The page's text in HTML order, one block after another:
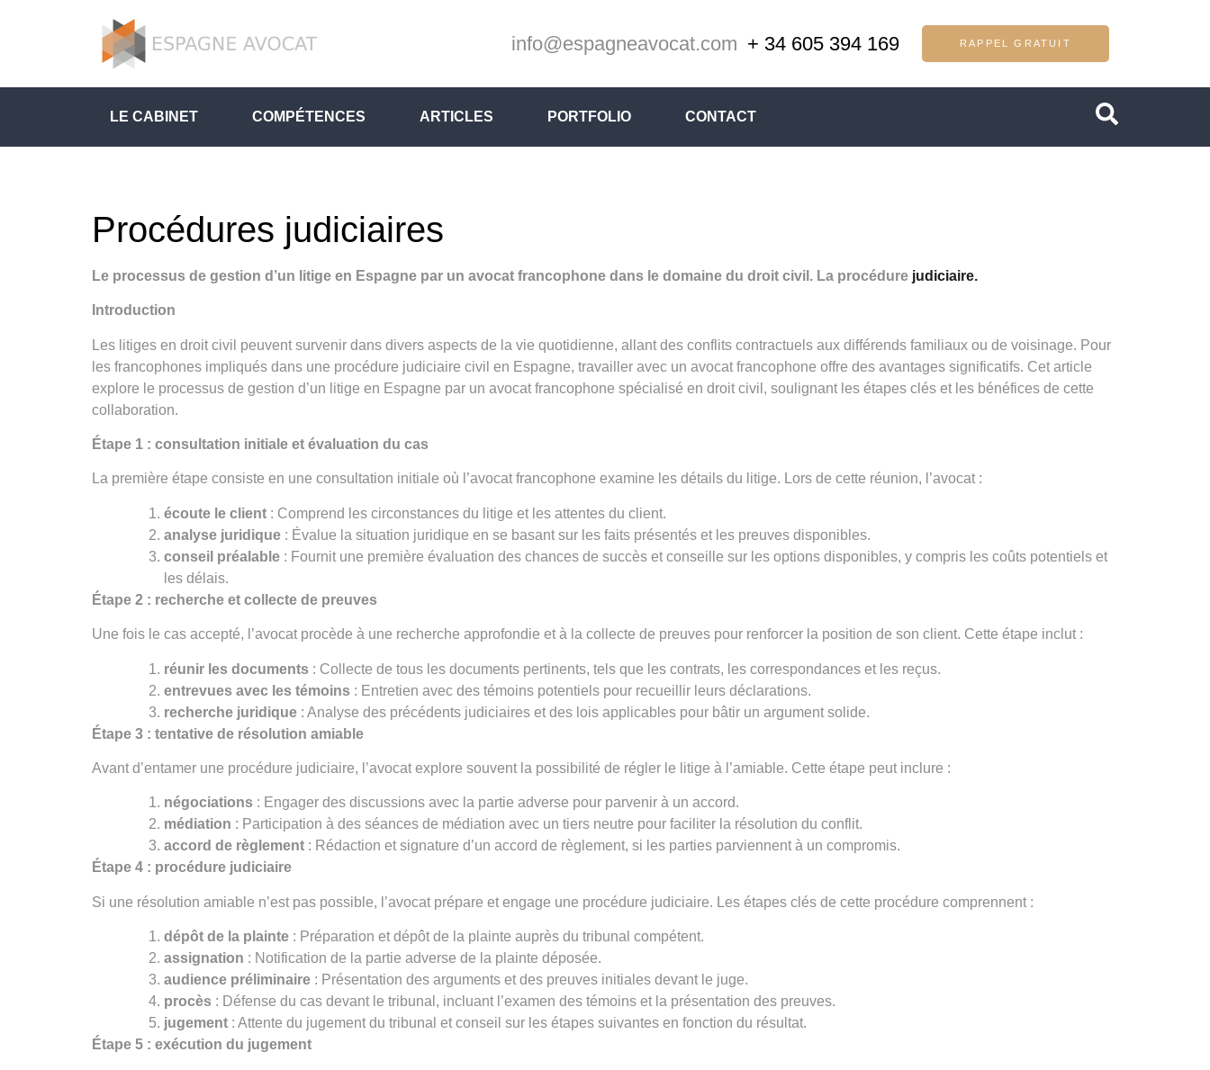
info@espagneavocat.com + 34 605 394 169 RAPPEL GRATUIT
LE CABINET COMPÉTENCES ARTICLES PORTFOLIO CONTACT
Procédures judiciaires
Le processus de gestion d’un litige en Espagne par un avocat francophone dans le domaine du droit civil. La procédure judiciaire.
Introduction
Les litiges en droit civil peuvent survenir dans divers aspects de la vie quotidienne, allant des conflits contractuels aux différends familiaux ou de voisinage. Pour
les francophones impliqués dans une procédure judiciaire civil en Espagne, travailler avec un avocat francophone offre des avantages significatifs. Cet article
explore le processus de gestion d’un litige en Espagne par un avocat francophone spécialisé en droit civil, soulignant les étapes clés et les bénéfices de cette
collaboration.
Étape 1 : consultation initiale et évaluation du cas
La première étape consiste en une consultation initiale où l’avocat francophone examine les détails du litige. Lors de cette réunion, l’avocat :
écoute le client : Comprend les circonstances du litige et les attentes du client.
analyse juridique : Évalue la situation juridique en se basant sur les faits présentés et les preuves disponibles.
conseil préalable : Fournit une première évaluation des chances de succès et conseille sur les options disponibles, y compris les coûts potentiels et
les délais.
Étape 2 : recherche et collecte de preuves
Une fois le cas accepté, l’avocat procède à une recherche approfondie et à la collecte de preuves pour renforcer la position de son client. Cette étape inclut :
réunir les documents : Collecte de tous les documents pertinents, tels que les contrats, les correspondances et les reçus.
entrevues avec les témoins : Entretien avec des témoins potentiels pour recueillir leurs déclarations.
recherche juridique : Analyse des précédents judiciaires et des lois applicables pour bâtir un argument solide.
Étape 3 : tentative de résolution amiable
Avant d’entamer une procédure judiciaire, l’avocat explore souvent la possibilité de régler le litige à l’amiable. Cette étape peut inclure :
négociations : Engager des discussions avec la partie adverse pour parvenir à un accord.
médiation : Participation à des séances de médiation avec un tiers neutre pour faciliter la résolution du conflit.
accord de règlement : Rédaction et signature d’un accord de règlement, si les parties parviennent à un compromis.
Étape 4 : procédure judiciaire
Si une résolution amiable n’est pas possible, l’avocat prépare et engage une procédure judiciaire. Les étapes clés de cette procédure comprennent :
dépôt de la plainte : Préparation et dépôt de la plainte auprès du tribunal compétent.
assignation : Notification de la partie adverse de la plainte déposée.
audience préliminaire : Présentation des arguments et des preuves initiales devant le juge.
procès : Défense du cas devant le tribunal, incluant l’examen des témoins et la présentation des preuves.
jugement : Attente du jugement du tribunal et conseil sur les étapes suivantes en fonction du résultat.
Étape 5 : exécution du jugement